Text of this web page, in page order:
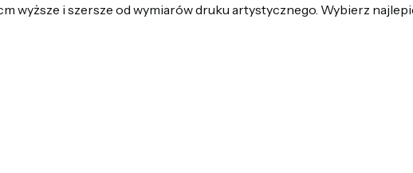
wyższe i szersze od wymiarów druku artystycznego. Wybierz